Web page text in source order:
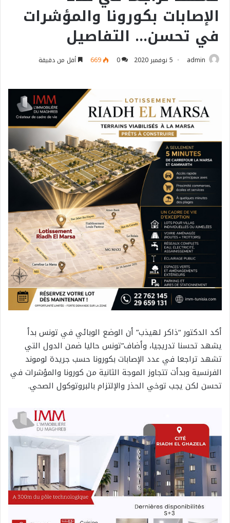
الإصابات بكورونا والمؤشرات
في تحسن… التفاصيل
admin 5 نوفمبر 2020 0
669 أقل من دقيقة
أكد الدكتور “ذاكر لهيذب” أن الوضع الوبائي في تونس بدأ
يشهد تحسنا تدريجيا، وأضاف”تونس حاليا ضمن الدول التي
تشهد تراجعا في عدد الإصابات بكورونا حسب جريدة لوموند
الفرنسية وبدأت تتجاوز الموجة الثانية من كورونا والمؤشرات في
تحسن لكن يجب توخي الحذر والإلتزام بالبروتوكول الصحي.